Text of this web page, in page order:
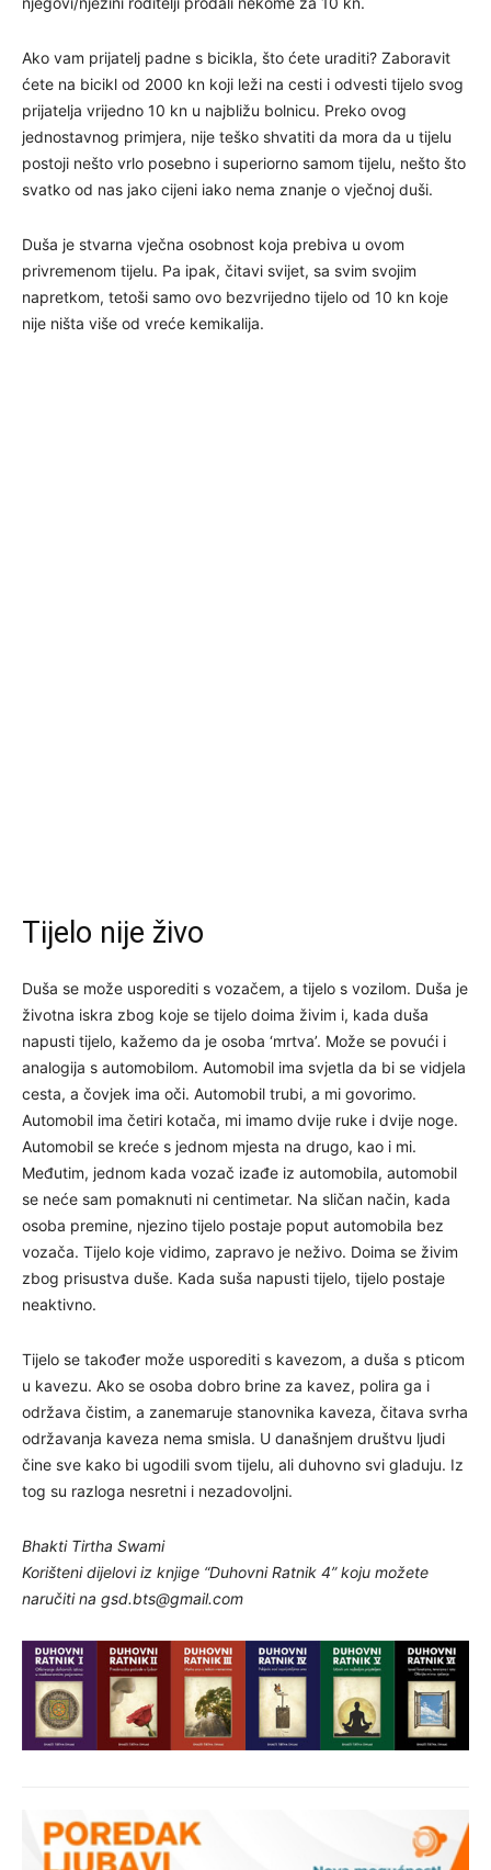
Ako vam prijatelj padne s bicikla, što ćete uraditi? Zaboravit
ćete na bicikl od 2000 kn koji leži na cesti i odvesti tijelo svog
prijatelja vrijedno 10 kn u najbližu bolnicu. Preko ovog
jednostavnog primjera, nije teško shvatiti da mora da u tijelu
postoji nešto vrlo posebno i superiorno samom tijelu, nešto što
svatko od nas jako cijeni iako nema znanje o vječnoj duši.
Duša je stvarna vječna osobnost koja prebiva u ovom
privremenom tijelu. Pa ipak, čitavi svijet, sa svim svojim
napretkom, tetoši samo ovo bezvrijedno tijelo od 10 kn koje
nije ništa više od vreće kemikalija.
Tijelo nije živo
Duša se može usporediti s vozačem, a tijelo s vozilom. Duša je
životna iskra zbog koje se tijelo doima živim i, kada duša
napusti tijelo, kažemo da je osoba ‘mrtva’. Može se povući i
analogija s automobilom. Automobil ima svjetla da bi se vidjela
cesta, a čovjek ima oči. Automobil trubi, a mi govorimo.
Automobil ima četiri kotača, mi imamo dvije ruke i dvije noge.
Automobil se kreće s jednom mjesta na drugo, kao i mi.
Međutim, jednom kada vozač izađe iz automobila, automobil
se neće sam pomaknuti ni centimetar. Na sličan način, kada
osoba premine, njezino tijelo postaje poput automobila bez
vozača. Tijelo koje vidimo, zapravo je neživo. Doima se živim
zbog prisustva duše. Kada suša napusti tijelo, tijelo postaje
neaktivno.
Tijelo se također može usporediti s kavezom, a duša s pticom
u kavezu. Ako se osoba dobro brine za kavez, polira ga i
održava čistim, a zanemaruje stanovnika kaveza, čitava svrha
održavanja kaveza nema smisla. U današnjem društvu ljudi
čine sve kako bi ugodili svom tijelu, ali duhovno svi gladuju. Iz
tog su razloga nesretni i nezadovoljni.
Bhakti Tirtha Swami
Korišteni dijelovi iz knjige “Duhovni Ratnik 4” koju možete
naručiti na gsd.bts@gmail.com